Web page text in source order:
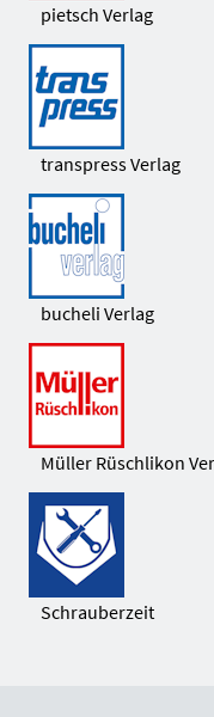
pietsch Verlag
transpress Verlag
bucheli Verlag
Müller Rüschlikon
Schrauberzeit